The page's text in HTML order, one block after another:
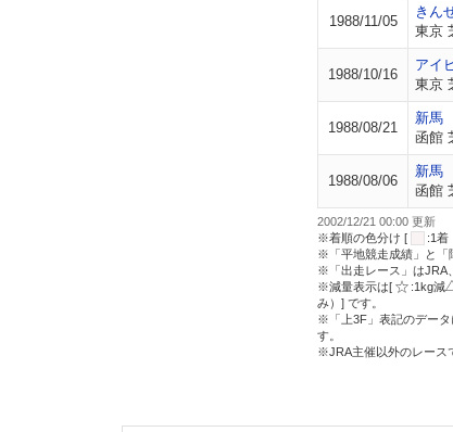
1988/11/05
きん
東京
1988/10/16
アイ
東京
1988/08/21
新馬
函館
1988/08/06
新馬
函館
2002/12/21 00:00 更新
※着順の色分け [
:1着
※「平地競走成績」と「
※「出走レース」はJRA
※減量表示は[
:1kg減
み）] です。
※「上3F」表記のデータ
す。
※JRA主催以外のレース